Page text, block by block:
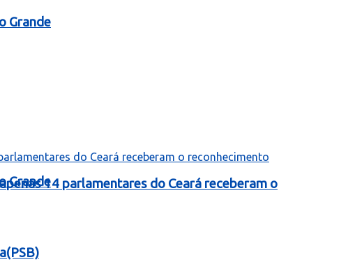
Grande
Grande
14 parlamentares do Ceará receberam o